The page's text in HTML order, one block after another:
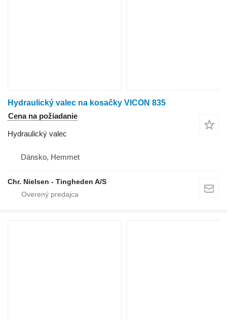
Hydraulický valec na kosačky VICON 835
Cena na požiadanie
Hydraulický valec
Dánsko, Hemmet
Chr. Nielsen - Tingheden A/S